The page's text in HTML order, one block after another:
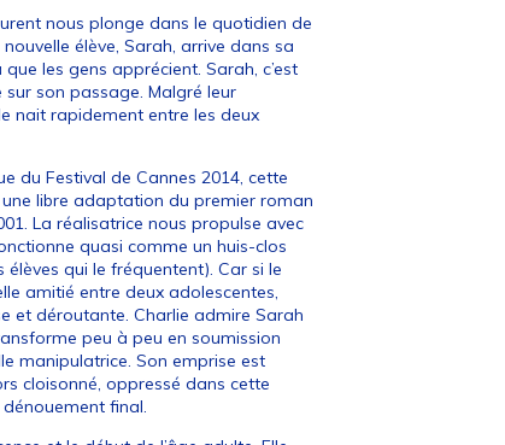
nous plonge dans le quotidien de
élève, Sarah, arrive dans sa
les gens apprécient. Sarah, c’est
sur son passage. Malgré leur
nait rapidement entre les deux
du Festival de Cannes 2014, cette
libre adaptation du premier roman
La réalisatrice nous propulse avec
quasi comme un huis-clos
qui le fréquentent). Car si le
amitié entre deux adolescentes,
et déroutante. Charlie admire Sarah
peu à peu en soumission
manipulatrice. Son emprise est
cloisonné, oppressé dans cette
dénouement final.